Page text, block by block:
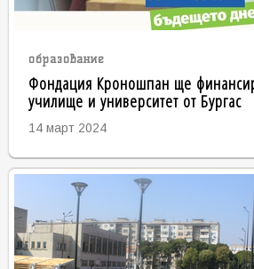
образование
Фондация Кроношпан ще
училище и университет от Бургас
14 март 2024